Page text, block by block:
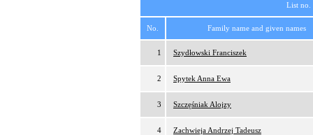
List
No. Family name and given names
1 Szydłowski Franciszek
2 Spytek Anna Ewa
3 Szczęśniak Alojzy
4 Zachwieja Andrzej Tadeusz